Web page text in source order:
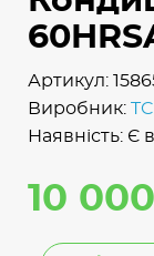
Артикул:
Виробник: TCL
Наявність: Є
10